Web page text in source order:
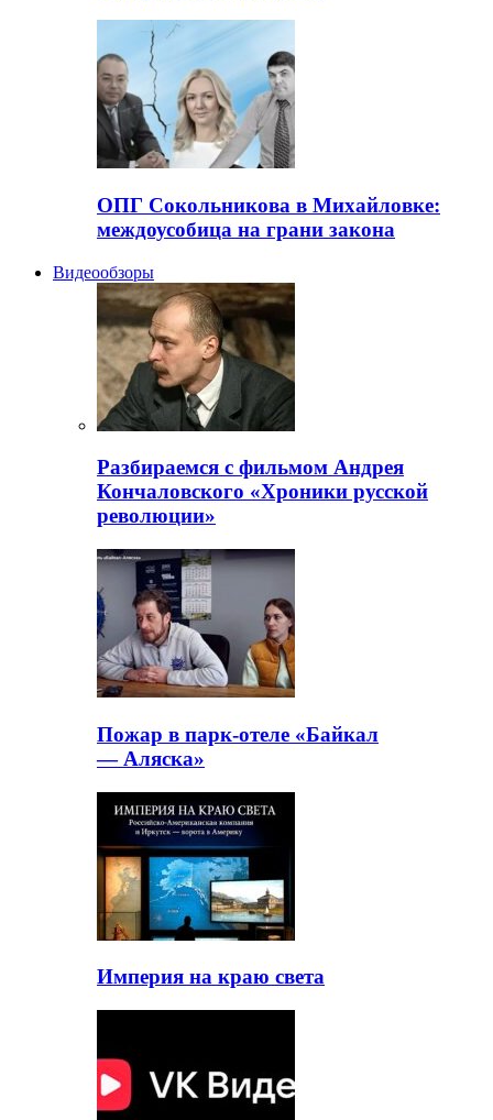
ОПГ Сокольникова в Михайловке:
междоусобица на грани закона
Видеообзоры
Разбираемся с фильмом Андрея
Кончаловского «Хроники русской
революции»
Пожар в парк-отеле «Байкал
— Аляска»
Империя на краю света